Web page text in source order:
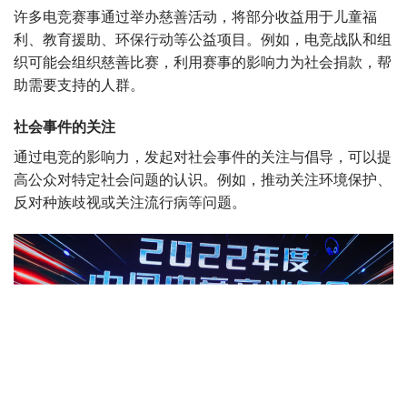
许多电竞赛事通过举办慈善活动，将部分收益用于儿童福
利、教育援助、环保行动等公益项目。例如，电竞战队和组
织可能会组织慈善比赛，利用赛事的影响力为社会捐款，帮
助需要支持的人群。
社会事件的关注
通过电竞的影响力，发起对社会事件的关注与倡导，可以提
高公众对特定社会问题的认识。例如，推动关注环境保护、
反对种族歧视或关注流行病等问题。